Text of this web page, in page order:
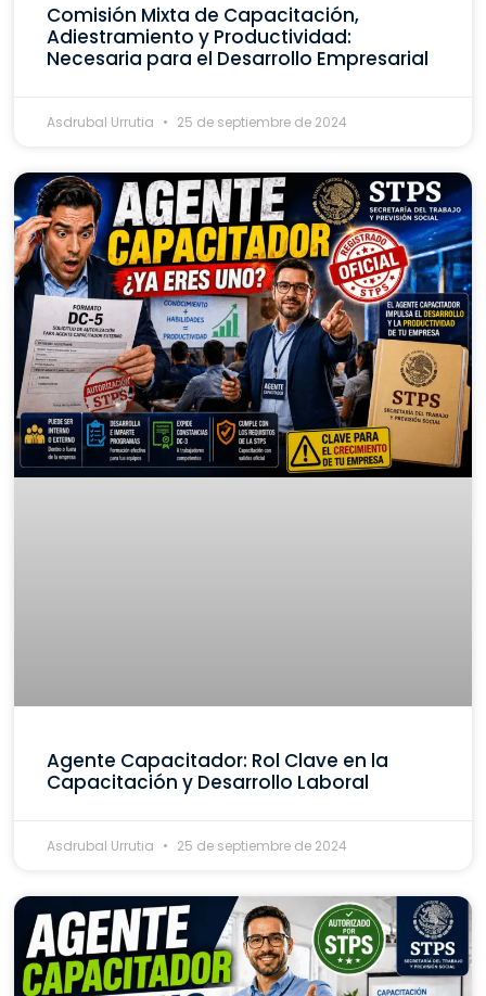
Comisión Mixta de Capacitación,
Adiestramiento y Productividad:
Necesaria para el Desarrollo Empresarial
Asdrubal Urrutia 25 de septiembre de 2024
Agente Capacitador: Rol Clave en la
Capacitación y Desarrollo Laboral
Asdrubal Urrutia 25 de septiembre de 2024